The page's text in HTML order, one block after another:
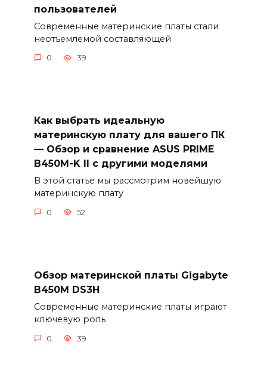
пользователей
Современные материнские платы стали
неотъемлемой составляющей
0 39
Как выбрать идеальную
материнскую плату для вашего ПК
— Обзор и сравнение ASUS PRIME
B450M-K II с другими моделями
В этой статье мы рассмотрим новейшую
материнскую плату
0 52
Обзор материнской платы Gigabyte
B450M DS3H
Современные материнские платы играют
ключевую роль
0 39